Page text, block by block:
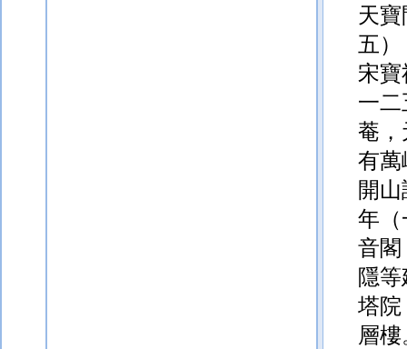
天
五
宋寶
一
菴，
有萬
開
年（
音閣
隱
塔院
層